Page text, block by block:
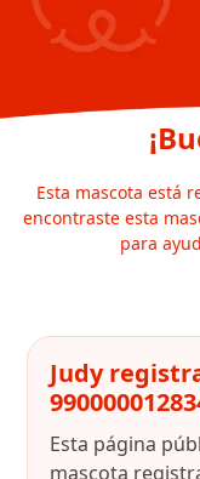
Esta mascota está
encontraste esta
para
Judy
Esta página
mascota